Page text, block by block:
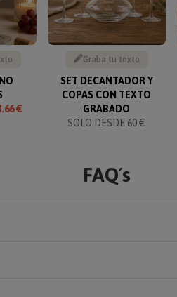
€
Graba tu texto
SET DECANTADOR Y
COPAS CON TEXTO
GRABADO
SOLO DESDE 60 €
FAQ´s